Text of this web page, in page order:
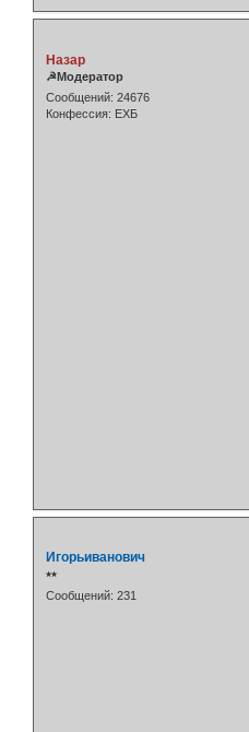
Назар
☭Модератор
Сообщений: 24676
Конфессия: ЕХБ
Игорьиванович
⭒⭒
Сообщений: 231